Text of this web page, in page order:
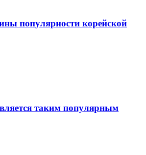
популярности корейской
таким популярным